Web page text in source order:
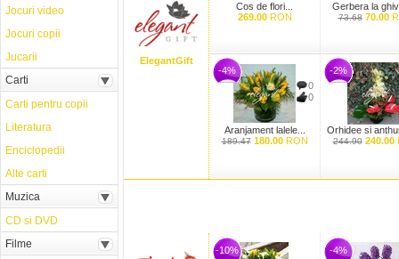
ElegantGift
Cos de flori...
269.00 RON
Gerbera la
73.68 70.00
-4%
0
0
Aranjament lalele...
189.47 180.00 RON
-2%
Orhidee si
244.90 240.00
-10%
-4%
Jocuri video
Jocuri copii
Jucarii
Carti
Carti pentru copii
Literatura
Enciclopedii
Alte carti
Muzica
CD si DVD
Filme